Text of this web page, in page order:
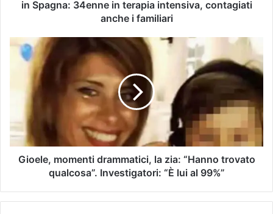
in Spagna: 34enne in terapia intensiva, contagiati
anche i familiari
Gioele, momenti drammatici, la zia: “Hanno trovato
qualcosa”. Investigatori: “È lui al 99%”